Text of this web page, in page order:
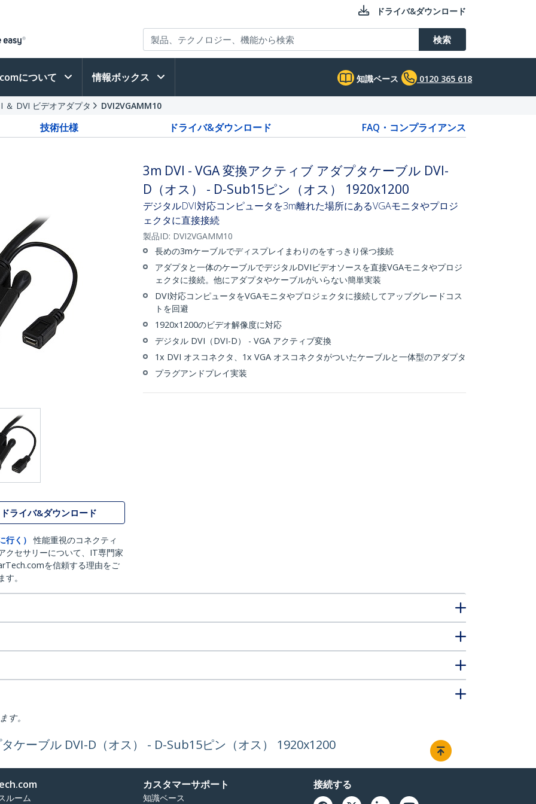
ドライバ&ダウンロード
検索
について 情報ボックス 知識ベース 0120 365 618
＆ DVI ビデオアダプタ DVI2VGAMM10
技術仕様 ドライバ&ダウンロード FAQ・コンプライアンス
ドライバ&ダウンロード
行く）
性能重視のコネクティ
クセサリーについて、IT専門家
を信頼する理由をご
す。
3m DVI - VGA 変換アクティブ アダプタケーブル DVI-
D（オス） - D-Sub15ピン（オス） 1920x1200
デジタルDVI対応コンピュータを3m離れた場所にあるVGAモニタやプロジ
ェクタに直接接続
製品ID: DVI2VGAMM10
長めの3mケーブルでディスプレイまわりのをすっきり保つ接続
アダプタと一体のケーブルでデジタルDVIビデオソースを直接VGAモニタやプロジ
ェクタに接続。他にアダプタやケーブルがいらない簡単実装
DVI対応コンピュータをVGAモニタやプロジェクタに接続してアップグレードコス
トを回避
1920x1200のビデオ解像度に対応
デジタル DVI（DVI-D） - VGA アクティブ変換
1x DVI オスコネクタ、1x VGA オスコネクタがついたケーブルと一体型のアダプタ
プラグアンドプレイ実装
す。
ケーブル DVI-D（オス） - D-Sub15ピン（オス） 1920x1200
ルーム
カスタマーサポート
知識ベース
接続する